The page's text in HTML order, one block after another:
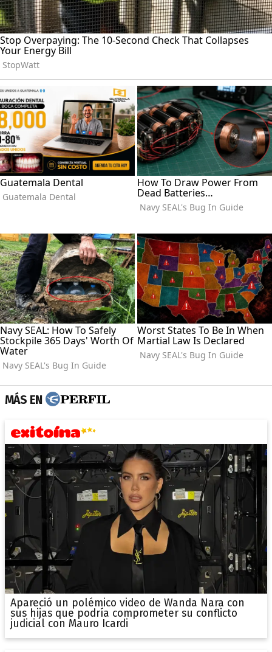
MÁS EN
Apareció un polémico video de Wanda Nara con
sus hijas que podría comprometer su conflicto
judicial con Mauro Icardi